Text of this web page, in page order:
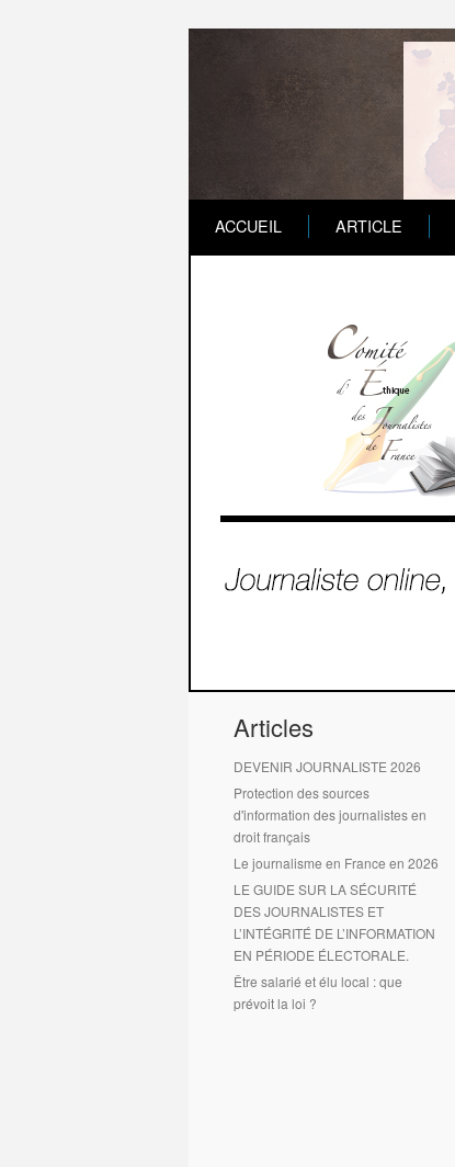
ACCUEIL ARTICLE
1 2
Articles
DEVENIR JOURNALISTE 2026
Protection des sources
d'information des journalistes en
droit français
Le journalisme en France en 2026
LE GUIDE SUR LA SÉCURITÉ
DES JOURNALISTES ET
L’INTÉGRITÉ DE L’INFORMATION
EN PÉRIODE ÉLECTORALE.
Être salarié et élu local : que
prévoit la loi ?